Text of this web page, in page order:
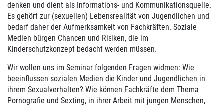
denken und dient als Informations- und Kommunikationsquelle.
Es gehört zur (sexuellen) Lebensrealität von Jugendlichen und
bedarf daher der Aufmerksamkeit von Fachkräften. Soziale
Medien bürgen Chancen und Risiken, die im
Kinderschutzkonzept bedacht werden müssen.
Wir wollen uns im Seminar folgenden Fragen widmen: Wie
beeinflussen sozialen Medien die Kinder und Jugendlichen in
ihrem Sexualverhalten? Wie können Fachkräfte dem Thema
Pornografie und Sexting, in ihrer Arbeit mit jungen Menschen,